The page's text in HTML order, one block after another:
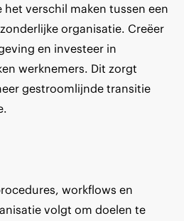
het verschil maken tussen een
organisatie. Creëer
en investeer in
werknemers. Dit zorgt
gestroomlijnde transitie
workflows en
volgt om doelen te